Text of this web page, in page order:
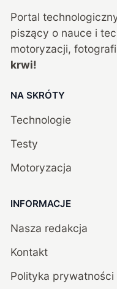
Portal
piszący o nauce i
motoryzacji,
krwi!
NA SKRÓTY
Technologie
Testy
Motoryzacja
INFORMACJE
Nasza redakcja
Kontakt
Polityka prywatności